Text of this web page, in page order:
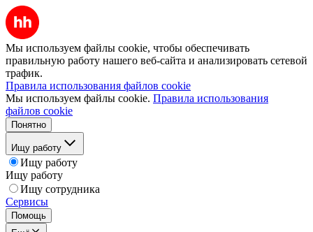
Мы используем файлы cookie, чтобы обеспечивать
правильную работу нашего веб-сайта и анализировать сетевой
трафик.
Правила использования файлов cookie
Мы используем файлы cookie. Правила использования
файлов cookie
Понятно
Ищу работу
Ищу работу
Ищу работу
Ищу сотрудника
Сервисы
Помощь